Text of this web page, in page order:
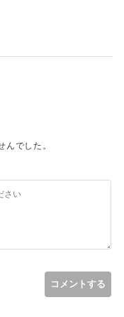
んでした。
質問させていただく予
コメントする